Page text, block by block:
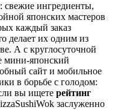
свежие ингредиенты,
японских мастеров
каждый заказ
делает их одним из
А с круглосуточной
мини-японский
сайт и мобильное
в борьбе с голодом:
вы ищете рейтинг
заслуженно